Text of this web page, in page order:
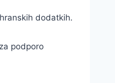
dodatkih.
podporo